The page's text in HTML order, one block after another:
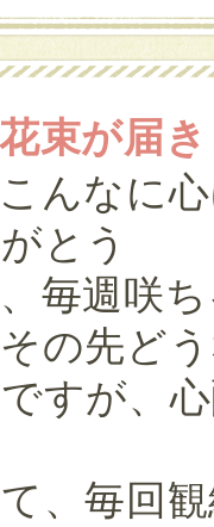
束が届
んなに
とう
毎週咲
の先ど
すが、
、毎回